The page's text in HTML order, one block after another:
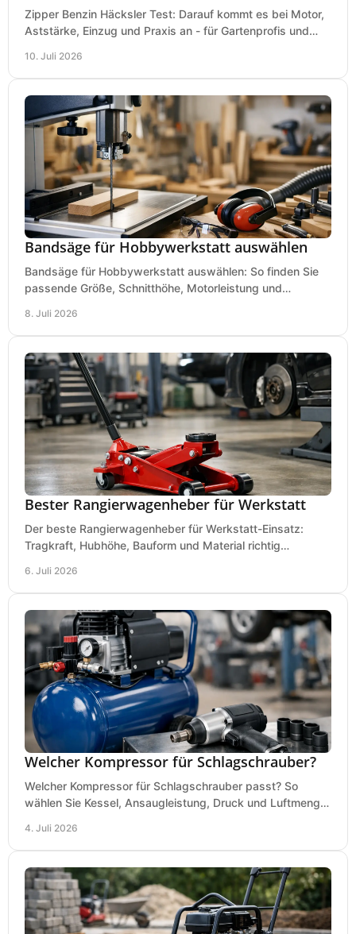
Zipper Benzin Häcksler Test: Darauf kommt es bei Motor,
Aststärke, Einzug und Praxis an - für Gartenprofis und
10. Juli 2026
Bandsäge für Hobbywerkstatt auswählen
Bandsäge für Hobbywerkstatt auswählen: So finden Sie
passende Größe, Schnitthöhe, Motorleistung und
8. Juli 2026
Bester Rangierwagenheber für Werkstatt
Der beste Rangierwagenheber für Werkstatt-Einsatz:
Tragkraft, Hubhöhe, Bauform und Material richtig
6. Juli 2026
Welcher Kompressor für Schlagschrauber?
Welcher Kompressor für Schlagschrauber passt? So
wählen Sie Kessel, Ansaugleistung, Druck und Luftmenge
4. Juli 2026